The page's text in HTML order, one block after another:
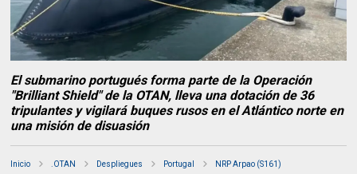
El submarino portugués forma parte de la Operación
"Brilliant Shield" de la OTAN, lleva una dotación de 36
tripulantes y vigilará buques rusos en el Atlántico norte en
una misión de disuasión
Inicio .OTAN Despliegues Portugal NRP Arpao (S161)